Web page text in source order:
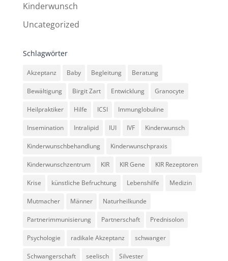
Kinderwunsch
Uncategorized
Schlagwörter
Akzeptanz Baby Begleitung Beratung
Bewältigung Birgit Zart Entwicklung Granocyte
Heilpraktiker Hilfe ICSI Immunglobuline
Insemination Intralipid IUI IVF Kinderwunsch
Kinderwunschbehandlung Kinderwunschpraxis
Kinderwunschzentrum KIR KIR Gene KIR Rezeptoren
Krise künstliche Befruchtung Lebenshilfe Medizin
Mutmacher Männer Naturheilkunde
Partnerimmunisierung Partnerschaft Prednisolon
Psychologie radikale Akzeptanz schwanger
Schwangerschaft seelisch Silvester